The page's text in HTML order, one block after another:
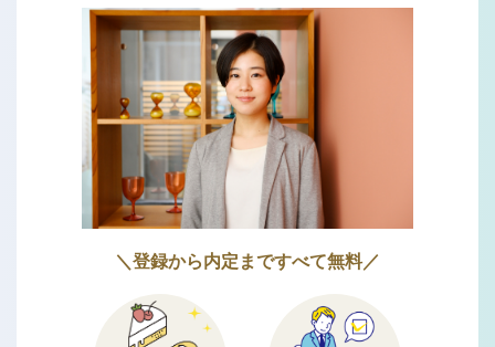
＼登録から内定まですべて無料／